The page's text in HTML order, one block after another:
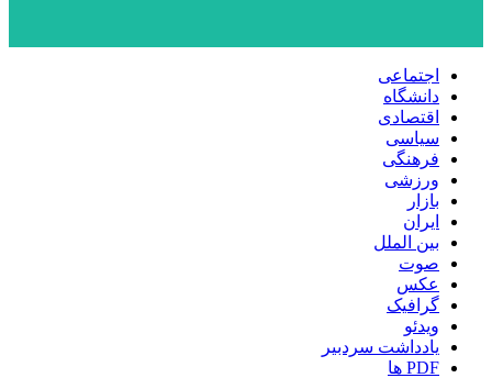
اجتماعی
دانشگاه
اقتصادی
سیاسی
فرهنگی
ورزشی
بازار
ایران
بین الملل
صوت
عکس
گرافیک
ویدئو
یادداشت سردبیر
PDF ها